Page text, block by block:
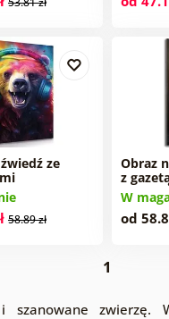
ze
58.89 zł
Obraz
z
W
od
1
i szanowane zwierzę.